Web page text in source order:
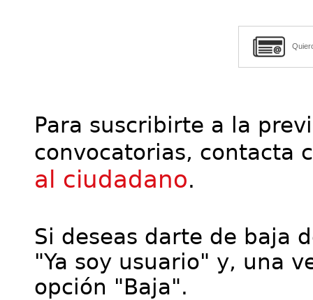
Para suscribirte a la
convocatorias, contacta
al ciudadano.
Si deseas darte de baja
"Ya soy usuario" y, una
opción "Baja".